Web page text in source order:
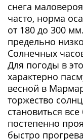
снега
часто, норма
от 180 до 300
предельно
Солнечных
Для погоды в
характерно
весной в
торжество
становиться
постепенно
быстро